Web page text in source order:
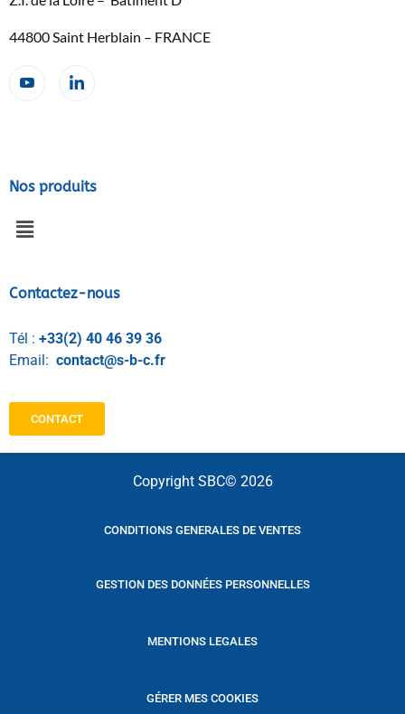
44800 Saint Herblain – FRANCE
Nos produits
Contactez-nous
Tél : +33(2) 40 46 39 36
Email: contact@s-b-c.fr
CONTACT
Copyright SBC© 2026
CONDITIONS GENERALES DE VENTES
GESTION DES DONNÉES PERSONNELLES
MENTIONS LEGALES
GÉRER MES COOKIES